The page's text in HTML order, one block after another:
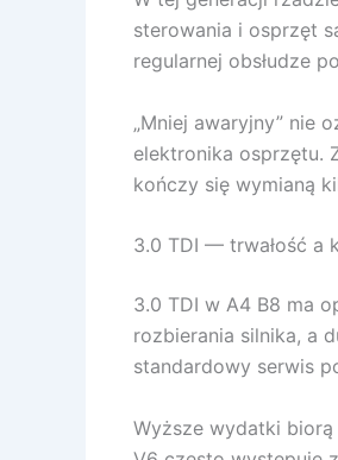
sterowania i osprzęt
regularnej obsłudze
„Mniej awaryjny” nie
elektronika osprzętu.
kończy się wymianą
3.0 TDI — trwałość a
3.0 TDI w A4 B8 ma
rozbierania silnika, a
standardowy serwis
Wyższe wydatki